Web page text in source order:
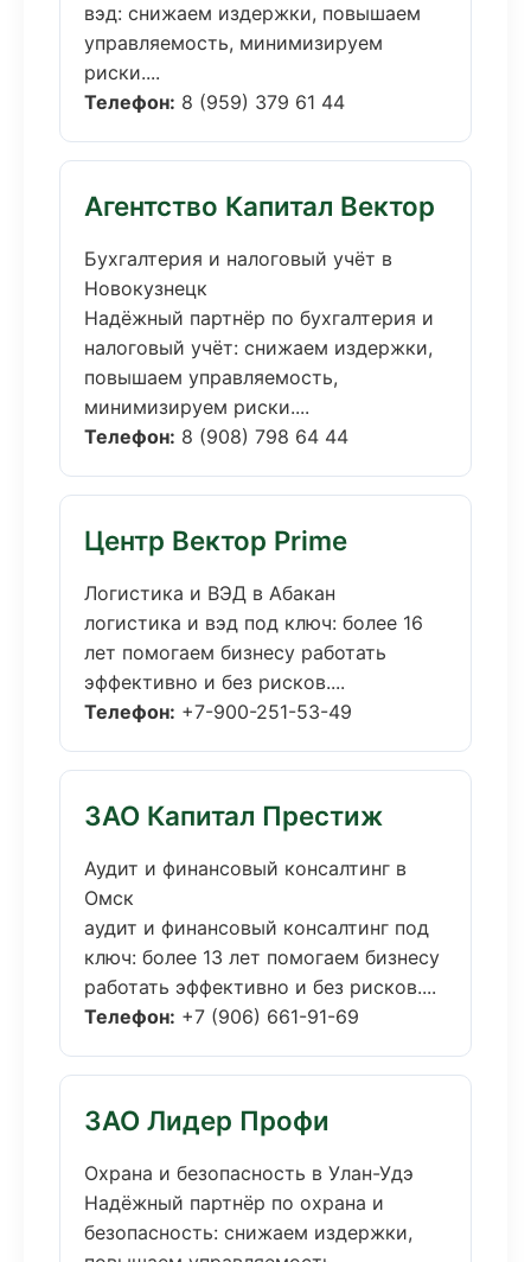
вэд: снижаем издержки, повышаем
управляемость, минимизируем
риски....
Телефон: 8 (959) 379 61 44
Агентство Капитал Вектор
Бухгалтерия и налоговый учёт в
Новокузнецк
Надёжный партнёр по бухгалтерия и
налоговый учёт: снижаем издержки,
повышаем управляемость,
минимизируем риски....
Телефон: 8 (908) 798 64 44
Центр Вектор Prime
Логистика и ВЭД в Абакан
логистика и вэд под ключ: более 16
лет помогаем бизнесу работать
эффективно и без рисков....
Телефон: +7-900-251-53-49
ЗАО Капитал Престиж
Аудит и финансовый консалтинг в
Омск
аудит и финансовый консалтинг под
ключ: более 13 лет помогаем бизнесу
работать эффективно и без рисков....
Телефон: +7 (906) 661-91-69
ЗАО Лидер Профи
Охрана и безопасность в Улан-Удэ
Надёжный партнёр по охрана и
безопасность: снижаем издержки,